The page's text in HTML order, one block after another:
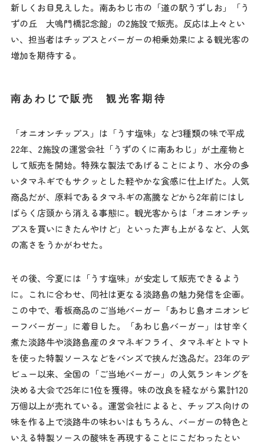
新しくお目見えした。南あわじ市の「道の駅うずしお」「う
ずの丘 大鳴門橋記念館」の2施設で販売。反応は上々とい
い、担当者はチップスとバーガーの相乗効果による観光客の
増加を期待する。
南あわじで販売 観光客期待
「オニオンチップス」は「うす塩味」など3種類の味で平成
22年、2施設の運営会社「うずのくに南あわじ」が土産物と
して販売を開始。特殊な製法であげることにより、水分の多
いタマネギでもサクッとした軽やかな食感に仕上げた。人気
商品だが、原料であるタマネギの高騰などから2年前にはし
ばらく店頭から消える事態に。観光客からは「オニオンチッ
プスを買いにきたんやけど」といった声も上がるなど、人気
の高さをうかがわせた。
その後、今夏には「うす塩味」が安定して販売できるよう
に。これに合わせ、同社は更なる淡路島の魅力発信を企画。
この中で、看板商品のご当地バーガー「あわじ島オニオンビ
ーフバーガー」に着目した。「あわじ島バーガー」は甘辛く
煮た淡路牛や淡路島産のタマネギフライ、タマネギとトマト
を使った特製ソースなどをバンズで挟んだ逸品だ。23年のデ
ビュー以来、全国の「ご当地バーガー」の人気ランキングを
決める大会で25年に1位を獲得。味の改良を経ながら累計120
万個以上が売れている。運営会社によると、チップス向けの
味を作る上で淡路牛の味わいはもちろん、バーガーの特色と
いえる特製ソースの酸味を再現することにこだわったとい